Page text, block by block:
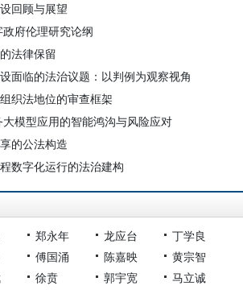
回顾与展望
府伦理研究论纲
法律保留
面临的法治议题：以判例为观察视角
织法地位的审查框架
模型应用的智能鸿沟与风险应对
的公法构造
数字化运行的法治建构
郑永年 龙应台
丁学良
傅国涌 陈嘉映
黄宗智
徐贲 郭宇宽 马立诚